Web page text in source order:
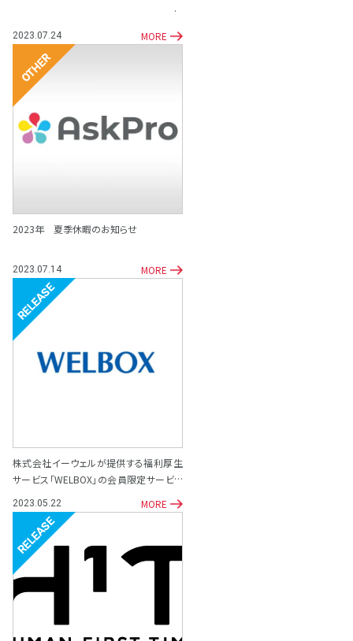
2023.07.24 MORE
その他
2023年 夏季休暇のお知らせ
2023.07.14 MORE
リリース
株式会社イーウェルが提供する福利厚生
サービス「WELBOX」の会員限定サービス
2023.05.22 MORE
リリース